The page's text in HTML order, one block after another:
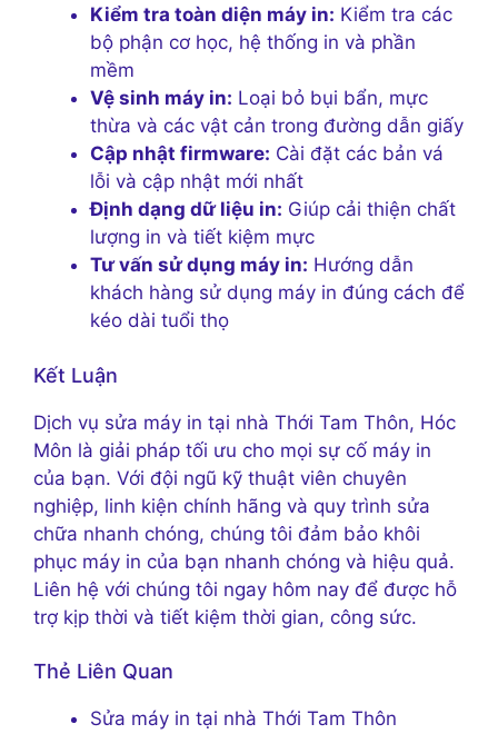
Kiểm tra toàn diện máy in: Kiểm tra các
bộ phận cơ học, hệ thống in và phần
mềm
Vệ sinh máy in: Loại bỏ bụi bẩn, mực
thừa và các vật cản trong đường dẫn giấy
Cập nhật firmware: Cài đặt các bản vá
lỗi và cập nhật mới nhất
Định dạng dữ liệu in: Giúp cải thiện chất
lượng in và tiết kiệm mực
Tư vấn sử dụng máy in: Hướng dẫn
khách hàng sử dụng máy in đúng cách để
kéo dài tuổi thọ
Kết Luận
Dịch vụ sửa máy in tại nhà Thới Tam Thôn, Hóc
Môn là giải pháp tối ưu cho mọi sự cố máy in
của bạn. Với đội ngũ kỹ thuật viên chuyên
nghiệp, linh kiện chính hãng và quy trình sửa
chữa nhanh chóng, chúng tôi đảm bảo khôi
phục máy in của bạn nhanh chóng và hiệu quả.
Liên hệ với chúng tôi ngay hôm nay để được hỗ
trợ kịp thời và tiết kiệm thời gian, công sức.
Thẻ Liên Quan
Sửa máy in tại nhà Thới Tam Thôn